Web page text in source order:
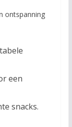
ontspanning
een
snacks.